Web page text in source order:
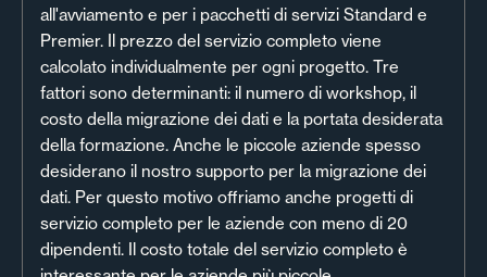
all'avviamento e per i pacchetti di servizi Standard e
Premier. Il prezzo del servizio completo viene
calcolato individualmente per ogni progetto. Tre
fattori sono determinanti: il numero di workshop, il
costo della migrazione dei dati e la portata desiderata
della formazione. Anche le piccole aziende spesso
desiderano il nostro supporto per la migrazione dei
dati. Per questo motivo offriamo anche progetti di
servizio completo per le aziende con meno di 20
dipendenti. Il costo totale del servizio completo è